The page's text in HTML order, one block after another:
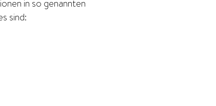
in so genannten
sind: